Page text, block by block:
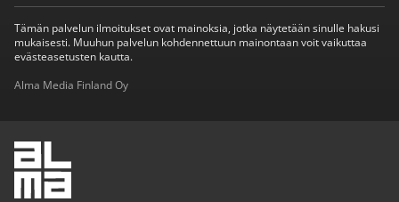
Tämän palvelun ilmoitukset ovat mainoksia, jotka näytetään sinulle hakusi
mukaisesti. Muuhun palvelun kohdennettuun mainontaan voit vaikuttaa
evästeasetusten kautta.
Alma Media Finland Oy